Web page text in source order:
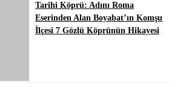
Tarihi Köprü: Adını Roma
Eserinden Alan Boyabat’ın Komşu
İlçesi 7 Gözlü Köprünün Hikayesi